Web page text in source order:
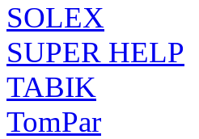
SOLEX
SUPER HELP
TABIK
TomPar